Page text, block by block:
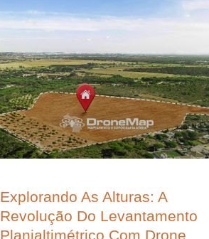
Explorando As Alturas: A
Revolução Do Levantamento
Planialtimétrico Com Drone